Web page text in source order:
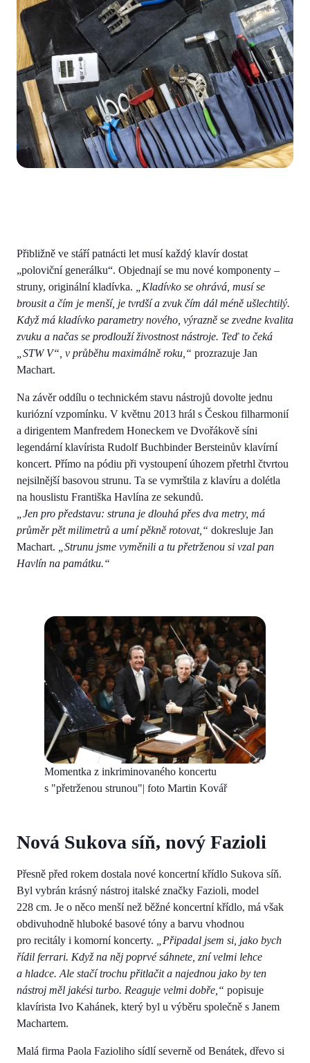
Přibližně ve stáří patnácti let musí každý klavír dostat
„poloviční generálku“. Objednají se mu nové komponenty –
struny, originální kladívka.
„Kladívko se ohrává, musí se
brousit a čím je menší, je tvrdší a zvuk čím dál méně ušlechtilý.
Když má kladívko parametry nového, výrazně se zvedne kvalita
zvuku a načas se prodlouží živostnost nástroje. Teď to čeká
„STW V“, v průběhu maximálně roku,“ prozrazuje Jan
Machart.
Na závěr oddílu o technickém stavu nástrojů dovolte jednu
kuriózní vzpomínku. V květnu 2013 hrál s Českou filharmonií
a dirigentem Manfredem Honeckem ve Dvořákově síni
legendární klavírista Rudolf Buchbinder Bersteinův klavírní
koncert. Přímo na pódiu při vystoupení úhozem přetrhl čtvrtou
nejsilnější basovou strunu. Ta se vymrštila z klavíru a dolétla
na houslistu Františka Havlína ze sekundů.
„Jen pro představu: struna je dlouhá přes dva metry, má
průměr pět milimetrů a umí pěkně rotovat,“ dokresluje Jan
Machart.
„Strunu jsme vyměnili a tu přetrženou si vzal pan
Havlín na památku.“
Momentka z inkriminovaného koncertu
s "přetrženou strunou"| foto Martin Kovář
Nová Sukova síň, nový Fazioli
Přesně před rokem dostala nové koncertní křídlo Sukova síň.
Byl vybrán krásný nástroj italské značky Fazioli, model
228 cm. Je o něco menší než běžné koncertní křídlo, má však
obdivuhodně hluboké basové tóny a barvu vhodnou
pro recitály i komorní koncerty.
„Připadal jsem si, jako bych
řídil ferrari. Když na něj poprvé sáhnete, zní velmi lehce
a hladce. Ale stačí trochu přitlačit a najednou jako by ten
nástroj měl jakési turbo. Reaguje velmi dobře,“ popisuje
klavírista Ivo Kahánek, který byl u výběru společně s Janem
Machartem.
Malá firma Paola Fazioliho sídlí severně od Benátek, dřevo si